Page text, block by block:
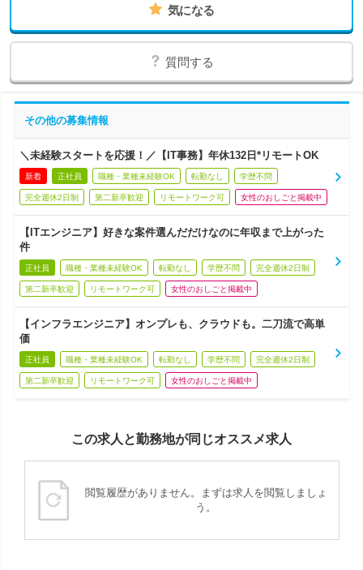
気になる
質問する
その他の募集情報
＼未経験スタートを応援！／【IT事務】年休132日*リモートOK
新着 正社員 職種・業種未経験OK 転勤なし 学歴不問
完全週休2日制 第二新卒歓迎 リモートワーク可 女性のおしごと掲載中
【ITエンジニア】好きな案件選んだだけなのに年収まで上がった
件
正社員 職種・業種未経験OK 転勤なし 学歴不問 完全週休2日制
第二新卒歓迎 リモートワーク可 女性のおしごと掲載中
【インフラエンジニア】オンプレも、クラウドも。二刀流で高単
価
正社員 職種・業種未経験OK 転勤なし 学歴不問 完全週休2日制
第二新卒歓迎 リモートワーク可 女性のおしごと掲載中
この求人と勤務地が同じオススメ求人
閲覧履歴がありません。まずは求人を閲覧しましょ
う。